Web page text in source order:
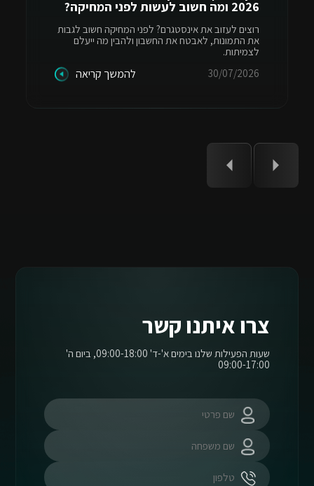
2026 ומה חשוב לעשות לפני המחיקה?
רוצים לעזוב את אינסטגרם? לפני המחיקה חשוב לגבות
את התמונות, לאבטח את החשבון ולהבין מה ייעלם
לצמיתות.
30/07/2026
להמשך קריאה
צרו איתנו קשר
שעות הפעילות שלנו בימים א'-ד' 09:00-18:00, ביום ה'
09:00-17:00